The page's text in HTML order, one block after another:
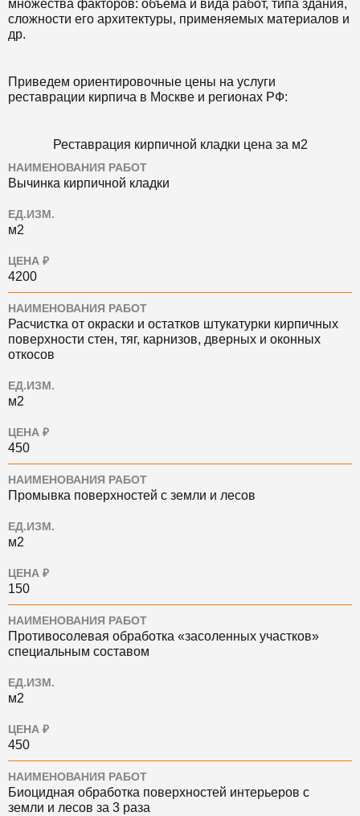
множества факторов: объема и вида работ, типа здания,
сложности его архитектуры, применяемых материалов и
др.
Приведем ориентировочные цены на услуги
реставрации кирпича в Москве и регионах РФ:
Реставрация кирпичной кладки цена за м2
НАИМЕНОВАНИЯ РАБОТ
Вычинка кирпичной кладки
ЕД.ИЗМ.
м2
ЦЕНА ₽
4200
НАИМЕНОВАНИЯ РАБОТ
Расчистка от окраски и остатков штукатурки кирпичных
поверхности стен, тяг, карнизов, дверных и оконных
откосов
ЕД.ИЗМ.
м2
ЦЕНА ₽
450
НАИМЕНОВАНИЯ РАБОТ
Промывка поверхностей с земли и лесов
ЕД.ИЗМ.
м2
ЦЕНА ₽
150
НАИМЕНОВАНИЯ РАБОТ
Противосолевая обработка «засоленных участков»
специальным составом
ЕД.ИЗМ.
м2
ЦЕНА ₽
450
НАИМЕНОВАНИЯ РАБОТ
Биоцидная обработка поверхностей интерьеров с
земли и лесов за 3 раза